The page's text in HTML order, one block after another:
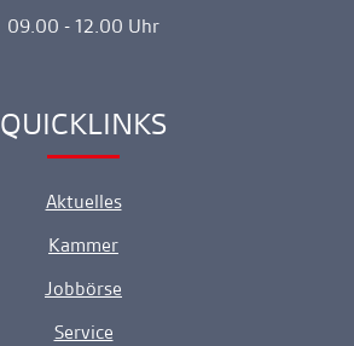
09.00 - 12.00 Uhr
Ankerlink
QUICKLINKS
Aktuelles
Kammer
Jobbörse
Service